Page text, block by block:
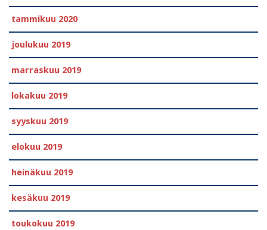
tammikuu 2020
joulukuu 2019
marraskuu 2019
lokakuu 2019
syyskuu 2019
elokuu 2019
heinäkuu 2019
kesäkuu 2019
toukokuu 2019